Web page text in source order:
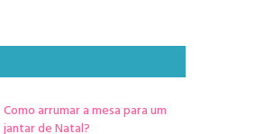
Como arrumar a mesa para um
jantar de Natal?